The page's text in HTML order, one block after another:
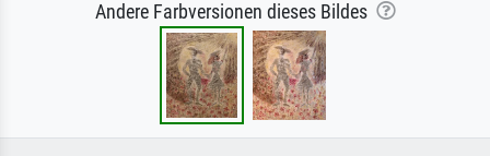
Andere Farbversionen dieses Bildes